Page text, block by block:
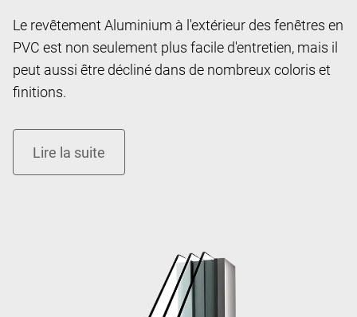
Le revêtement Aluminium à l'extérieur des fenêtres en
PVC est non seulement plus facile d'entretien, mais il
peut aussi être décliné dans de nombreux coloris et
finitions.